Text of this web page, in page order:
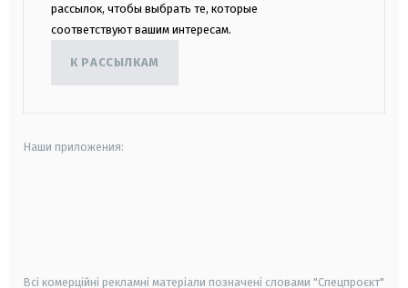
рассылок, чтобы выбрать те, которые
соответствуют вашим интересам.
К РАССЫЛКАМ
Наши приложения:
Всі комерційні рекламні матеріали позначені словами "Спецпроєкт"